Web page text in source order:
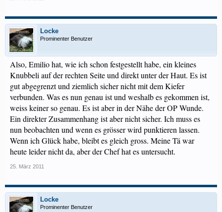
Locke
Prominenter Benutzer
Also, Emilio hat, wie ich schon festgestellt habe, ein kleines
Knubbeli auf der rechten Seite und direkt unter der Haut. Es ist
gut abgegrenzt und ziemlich sicher nicht mit dem Kiefer
verbunden. Was es nun genau ist und weshalb es gekommen ist,
weiss keiner so genau. Es ist aber in der Nähe der OP Wunde.
Ein direkter Zusammenhang ist aber nicht sicher. Ich muss es
nun beobachten und wenn es grösser wird punktieren lassen.
Wenn ich Glück habe, bleibt es gleich gross. Meine Tä war
heute leider nicht da, aber der Chef hat es untersucht.
25. März 2011
Locke
Prominenter Benutzer